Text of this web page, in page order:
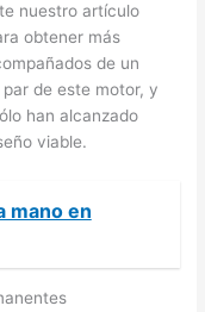
nuestro artículo
obtener más
de un
de este motor, y
han alcanzado
viable.
mano en